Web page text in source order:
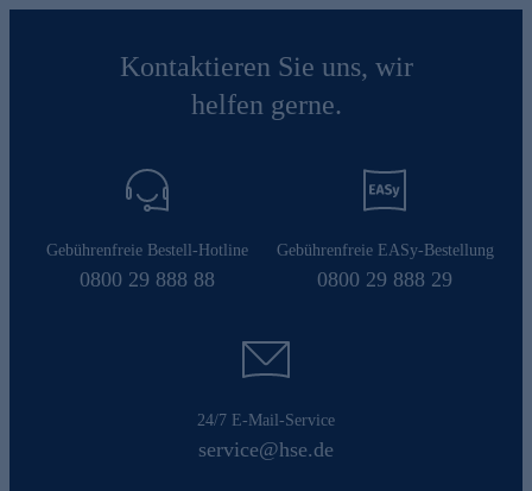
Kontaktieren Sie uns, wir
helfen gerne.
Gebührenfreie Bestell-Hotline
0800 29 888 88
Gebührenfreie EASy-Bestellung
0800 29 888 29
24/7 E-Mail-Service
service@hse.de